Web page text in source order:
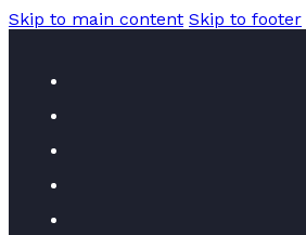
Skip to main content Skip to footer